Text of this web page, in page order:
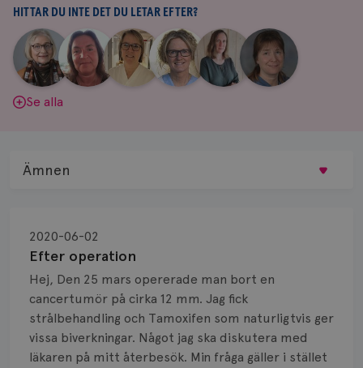
svar
HITTAR DU INTE DET DU LETAR EFTER?
Aina
Johnsson
|
Anne
Andersson
Fredrika
Killander
|
Jeanette
Bäcklund
|
Maria
Edegran
|
Yvette
Andersson
Se alla
Efter operation
2020-06-02
Hej, Den 25 mars opererade man bort en
cancertumör på cirka 12 mm. Jag fick
strålbehandling och Tamoxifen som naturligtvis ger
vissa biverkningar. Något jag ska diskutera med
läkaren på mitt återbesök. Min fråga gäller i stället
Ämnen
Biopsi
Biverkningar
Bröstvårta
Knöl